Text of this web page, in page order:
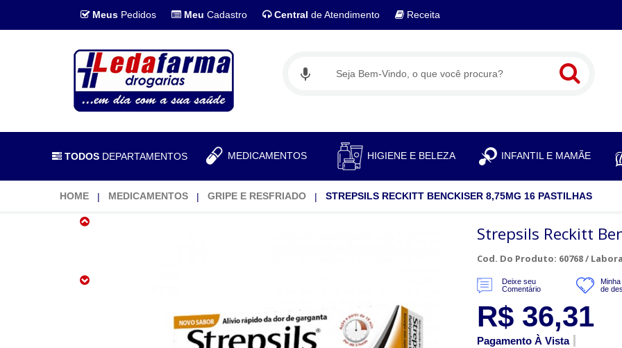
Meus Pedidos Meu Cadastro Central de Atendimento Receita
TODOS DEPARTAMENTOS MEDICAMENTOS HIGIENE E BELEZA INFANTIL E MAMÃE
HOME MEDICAMENTOS GRIPE E RESFRIADO STREPSILS RECKITT BENCKISER 8,75MG 16 PASTILHAS
Strepsils
Benckiser
Strepsils Reckitt
Cod. Do Produto: 60768 /
Deixe seu
Comentário
de
R$ 36,31
Pagamento À Vista